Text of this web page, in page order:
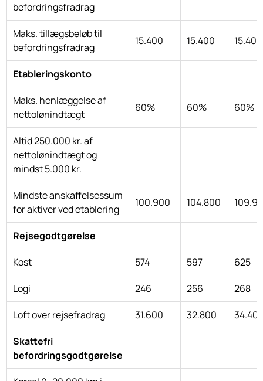
befordringsfradrag
Maks. tillægsbeløb til
befordringsfradrag
15.400 15.400 15.400
Etableringskonto
Maks. henlæggelse af
nettolønindtægt
60% 60% 60%
Altid 250.000 kr. af
nettolønindtægt og
mindst 5.000 kr.
Mindste anskaffelsessum
for aktiver ved etablering
100.900 104.800
Rejsegodtgørelse
Kost 574 597 625
Logi 246 256 268
Loft over rejsefradrag 31.600 32.800
Skattefri
befordringsgodtgørelse